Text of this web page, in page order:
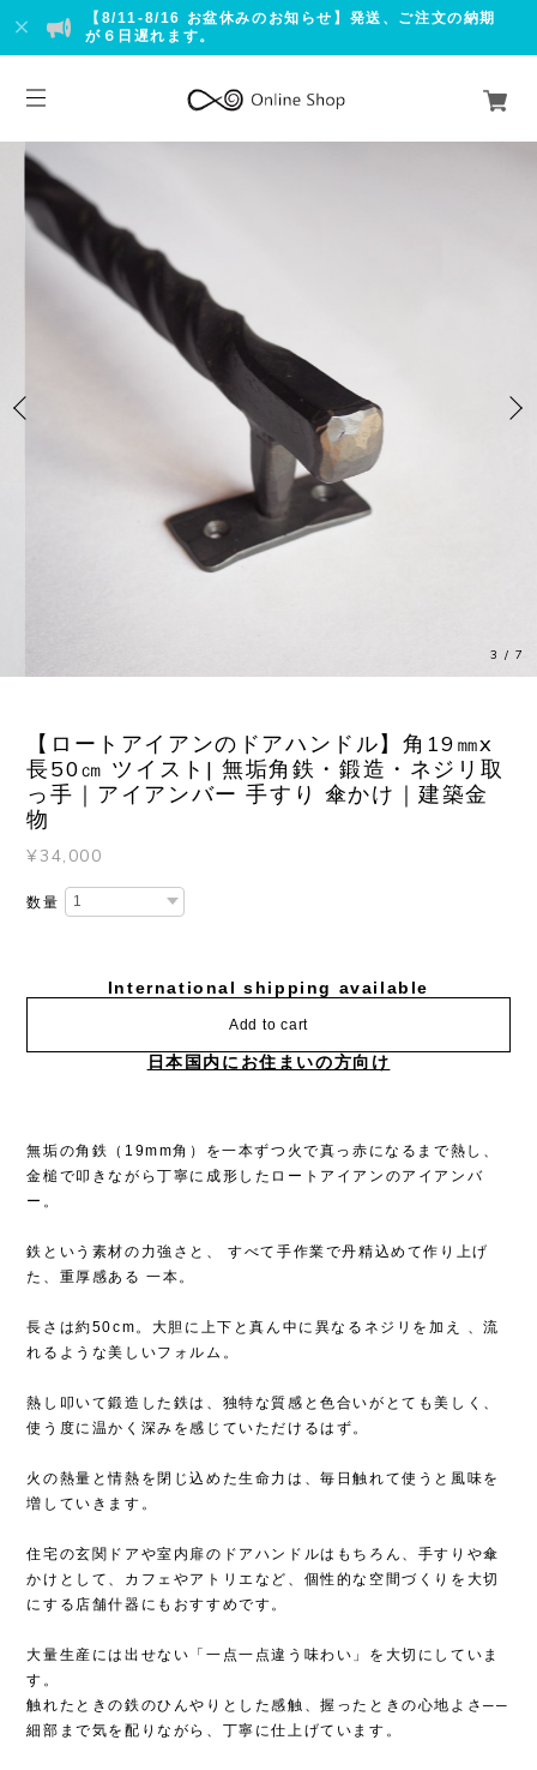
【8/11-8/16 お盆休みのお知らせ】発送、ご注文の納期
が６日遅れます。
3 /7
【ロートアイアンのドアハンドル】角19㎜x
長50㎝ ツイスト| 無垢角鉄・鍛造・ネジリ取
っ手｜アイアンバー 手すり 傘かけ｜建築金
物
¥34,000
数量
International shipping available
Add to cart
日本国内にお住まいの方向け
無垢の角鉄（19mm角）を一本ずつ火で真っ赤になるまで熱し、
金槌で叩きながら丁寧に成形したロートアイアンのアイアンバ
ー。
鉄という素材の力強さと、 すべて手作業で丹精込めて作り上げ
た、重厚感ある 一本。
長さは約50cm。大胆に上下と真ん中に異なるネジリを加え 、流
れるような美しいフォルム。
熱し叩いて鍛造した鉄は、独特な質感と色合いがとても美しく、
使う度に温かく深みを感じていただけるはず。
火の熱量と情熱を閉じ込めた生命力は、毎日触れて使うと風味を
増していきます。
住宅の玄関ドアや室内扉のドアハンドルはもちろん、手すりや傘
かけとして、カフェやアトリエなど、個性的な空間づくりを大切
にする店舗什器にもおすすめです。
大量生産には出せない「一点一点違う味わい」を大切にしていま
す。
触れたときの鉄のひんやりとした感触、握ったときの心地よさ──
細部まで気を配りながら、丁寧に仕上げています。